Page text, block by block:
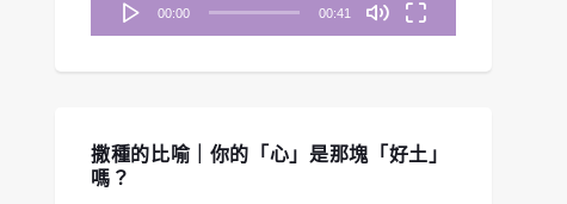
00:00 00:41
撒種的比喻｜你的「心」是那塊「好土」
嗎？